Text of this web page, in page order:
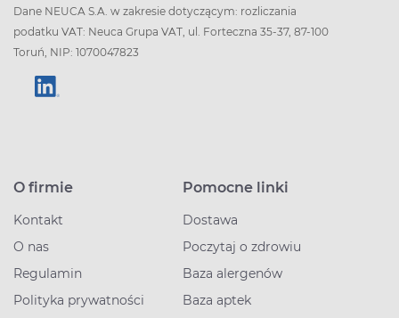
Dane NEUCA S.A. w zakresie dotyczącym: rozliczania
podatku VAT: Neuca Grupa VAT, ul. Forteczna 35-37, 87-100
Toruń, NIP: 1070047823
O firmie
Kontakt
O nas
Regulamin
Polityka prywatności
Pomocne linki
Dostawa
Poczytaj o zdrowiu
Baza alergenów
Baza aptek